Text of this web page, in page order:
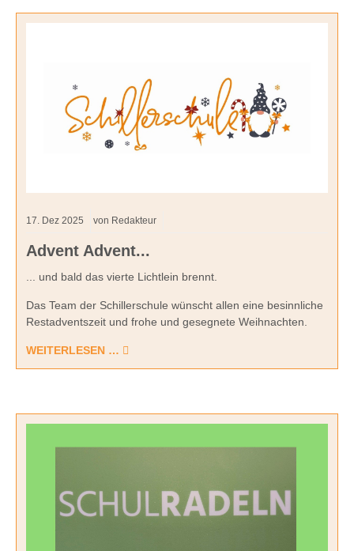
17. Dez 2025 von Redakteur
Advent Advent...
... und bald das vierte Lichtlein brennt.
Das Team der Schillerschule wünscht allen eine besinnliche
Restadventszeit und frohe und gesegnete Weihnachten.
WEITERLESEN …